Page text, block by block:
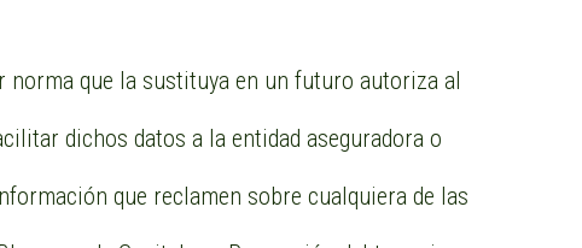
norma que la sustituya en un futuro autoriza al
dichos datos a la entidad aseguradora o
que reclamen sobre cualquiera de las